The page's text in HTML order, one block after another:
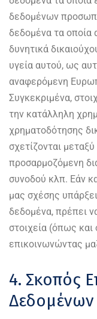
δεδομένων
δεδομένα τα οποία
δυνητικά
υγεία αυτού, ως
αναφερόμενη
Συγκεκριμένα,
την κατάλληλη
χρηματοδότησης
σχετίζονται
προσαρμοζόμενη
συνοδού κλπ. Εάν
μας σχέσης
δεδομένα, πρέπει
στοιχεία (όπως
επικοινωνώντας
4. Σκοπός
Δεδομένων